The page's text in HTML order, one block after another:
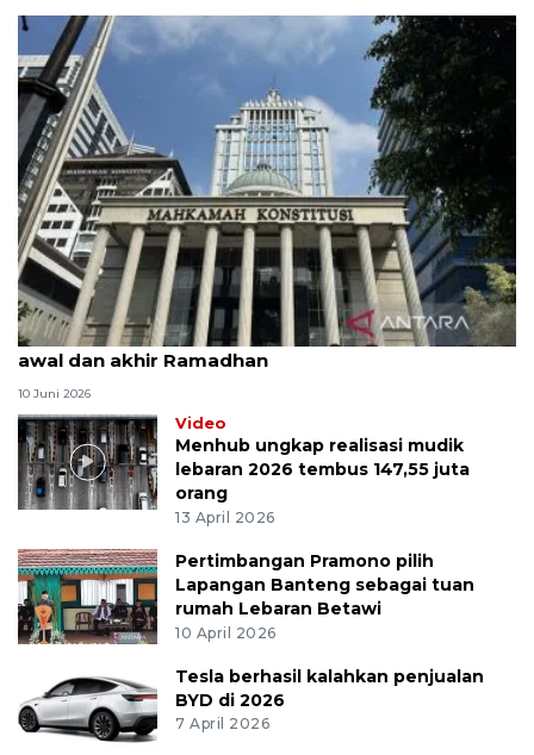
MK uji materi UU Peradilan Agama perihal isbat
awal dan akhir Ramadhan
10 Juni 2026
Video
Menhub ungkap realisasi mudik
lebaran 2026 tembus 147,55 juta
orang
13 April 2026
Pertimbangan Pramono pilih
Lapangan Banteng sebagai tuan
rumah Lebaran Betawi
10 April 2026
Tesla berhasil kalahkan penjualan
BYD di 2026
7 April 2026